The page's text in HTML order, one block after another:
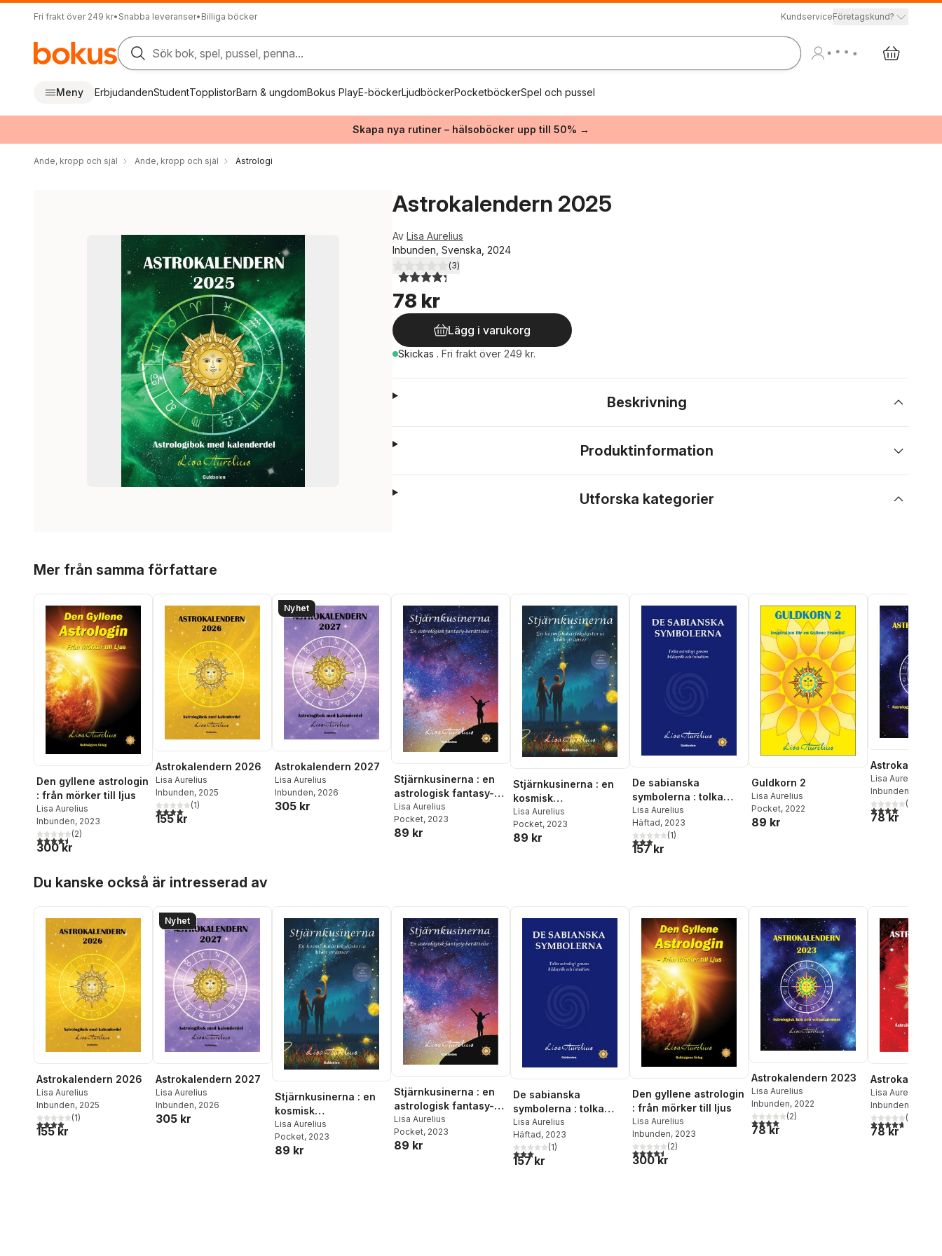
Fri frakt över 249 kr• Snabba leveranser• Billiga böcker KundserviceFöretagskund?
Sök bok, spel, pussel, penna...
Meny ErbjudandenStudentTopplistorBarn & ungdomBokus PlayE-böckerLjudböckerPocketböckerSpel och pussel
Skapa nya rutiner – hälsoböcker upp till 50% →
Ande, kropp och själ Ande, kropp och själ Astrologi
Astrokalendern 2025
Av Lisa Aurelius
Inbunden, Svenska, 2024
4,3utav 5 stjärnor. Totalt antal röster:
(3)
78 kr
Lägg i varukorg
Skickas . Fri frakt över 249 kr.
Beskrivning
Produktinformation
Utforska kategorier
Mer från samma författare
Den gyllene astrologin
: från mörker till ljus
Lisa Aurelius
Inbunden, 2023
4,5utav 5 stjärnor. Totalt antal röster:
(2)
300 kr
Astrokalendern 2026
Lisa Aurelius
Inbunden, 2025
4,0utav 5 stjärnor. Totalt antal röster:
(1)
155 kr
Nyhet
Astrokalendern 2027
Lisa Aurelius
Inbunden, 2026
305 kr
Stjärnkusinerna : en
astrologisk fantasy-
berättelse
Lisa Aurelius
Pocket, 2023
89 kr
Stjärnkusinerna : en
kosmisk
kärlekshistoria utan
gränser
Lisa Aurelius
Pocket, 2023
89 kr
De sabianska
symbolerna : tolka
astrologi genom
bildspråk och intuition
Lisa Aurelius
Häftad, 2023
3,0utav 5 stjärnor. Totalt antal röster:
(1)
157 kr
Guldkorn 2
Lisa Aurelius
Pocket, 2022
89 kr
Lisa Aurelius
Inbunden
4,0utav 5(
78 kr
Du kanske också är intresserad av
Astrokalendern 2026
Lisa Aurelius
Inbunden, 2025
4,0utav 5 stjärnor. Totalt antal röster:
(1)
155 kr
Nyhet
Astrokalendern 2027
Lisa Aurelius
Inbunden, 2026
305 kr
Stjärnkusinerna : en
kosmisk
kärlekshistoria utan
gränser
Lisa Aurelius
Pocket, 2023
89 kr
Stjärnkusinerna : en
astrologisk fantasy-
berättelse
Lisa Aurelius
Pocket, 2023
89 kr
De sabianska
symbolerna : tolka
astrologi genom
bildspråk och intuition
Lisa Aurelius
Häftad, 2023
3,0utav 5 stjärnor. Totalt antal röster:
(1)
157 kr
Den gyllene astrologin
: från mörker till ljus
Lisa Aurelius
Inbunden, 2023
4,5utav 5 stjärnor. Totalt antal röster:
(2)
300 kr
Astrokalendern 2023
Lisa Aurelius
Inbunden, 2022
4,0utav 5 stjärnor. Totalt antal röster:
(2)
78 kr
Lisa Aurelius
Inbunden
4,7utav 5(
78 kr